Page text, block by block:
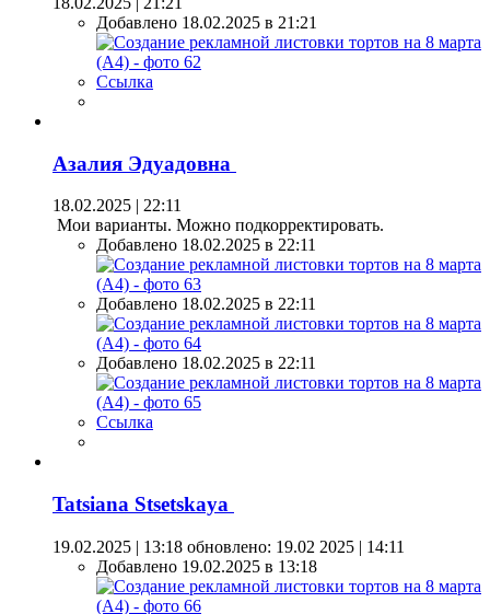
Добавлено 18.02.2025 в 21:21
Ссылка
Азалия Эдуадовна
18.02.2025 | 22:11
Мои варианты. Можно подкорректировать.
Добавлено 18.02.2025 в 22:11
Добавлено 18.02.2025 в 22:11
Добавлено 18.02.2025 в 22:11
Ссылка
Tatsiana Stsetskaya
19.02.2025 | 13:18 обновлено: 19.02 2025 | 14:11
Добавлено 19.02.2025 в 13:18